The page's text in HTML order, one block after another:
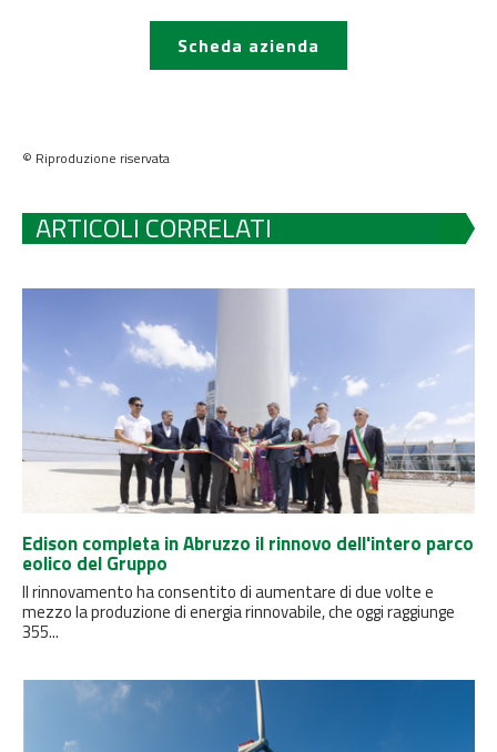
Scheda azienda
© Riproduzione riservata
ARTICOLI CORRELATI
Edison completa in Abruzzo il rinnovo dell'intero parco
eolico del Gruppo
Il rinnovamento ha consentito di aumentare di due volte e
mezzo la produzione di energia rinnovabile, che oggi raggiunge
355...